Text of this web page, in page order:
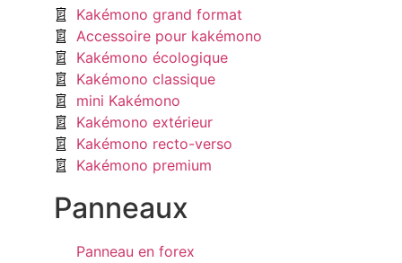
Kakémono grand format
Accessoire pour kakémono
Kakémono écologique
Kakémono classique
mini Kakémono
Kakémono extérieur
Kakémono recto-verso
Kakémono premium
Panneaux
Panneau en forex